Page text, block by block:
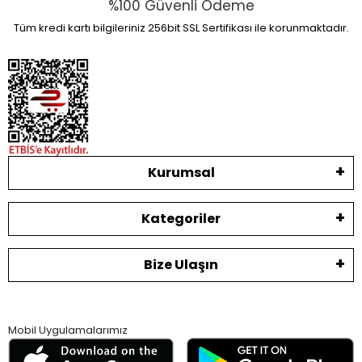
%100 Güvenli Ödeme
Tüm kredi kartı bilgileriniz 256bit SSL Sertifikası ile korunmaktadır.
Kurumsal
Kategoriler
Bize Ulaşın
Mobil Uygulamalarımız